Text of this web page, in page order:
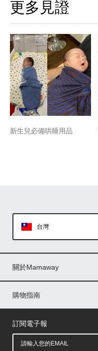
更多見證
新生兒必備哄睡用品
台灣
印尼
馬來西亞
關於Mamaway
門市據點
最新消息
品牌故事
人力招募
媒體花絮
隱私權聲明
CSR企業社會責任
購物指南
購物常見問題
退換貨問題
儲值金使用條款
購買儲值金
發票問題
會員權益
線上留言
吸乳器-免費體驗
訂閱電子報